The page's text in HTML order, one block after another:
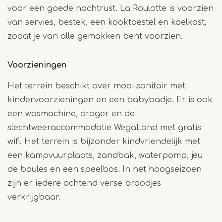
voor een goede nachtrust. La Roulotte is voorzien
van servies, bestek, een kooktoestel en koelkast,
zodat je van alle gemakken bent voorzien.
Voorzieningen
Het terrein beschikt over mooi sanitair met
kindervoorzieningen en een babybadje. Er is ook
een wasmachine, droger en de
slechtweeraccommodatie WegaLand met gratis
wifi. Het terrein is bijzonder kindvriendelijk met
een kampvuurplaats, zandbak, waterpomp, jeu
de boules en een speelbos. In het hoogseizoen
zijn er iedere ochtend verse broodjes
verkrijgbaar.